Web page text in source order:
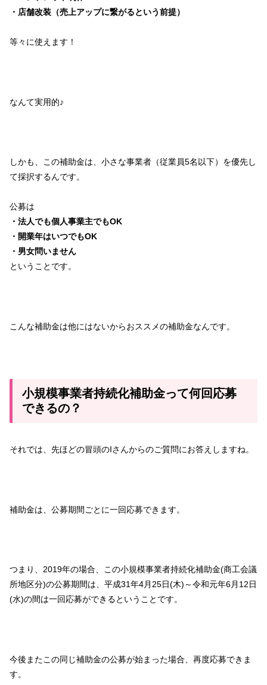
・店舗改装（売上アップに繋がるという前提）
等々に使えます！
なんて実用的♪
しかも、この補助金は、小さな事業者（従業員5名以下）を優先し
て採択するんです。
公募は
・法人でも個人事業主でもOK
・開業年はいつでもOK
・男女問いません
ということです。
こんな補助金は他にはないからおススメの補助金なんです。
小規模事業者持続化補助金って何回応募
できるの？
それでは、先ほどの冒頭のIさんからのご質問にお答えしますね。
補助金は、公募期間ごとに一回応募できます。
つまり、2019年の場合、この小規模事業者持続化補助金(商工会議
所地区分)の公募期間は、平成31年4月25日(木)～令和元年6月12日
(水)の間は一回応募ができるということです。
今後またこの同じ補助金の公募が始まった場合、再度応募できま
す。